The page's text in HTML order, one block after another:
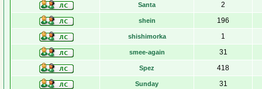
Santa 2
shein 196
shishimorka 1
smee-again 31
Spez 418
Sunday 31